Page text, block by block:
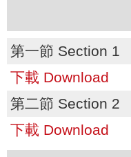
第一節 Section 1
下載 Download
第二節 Section 2
下載 Download